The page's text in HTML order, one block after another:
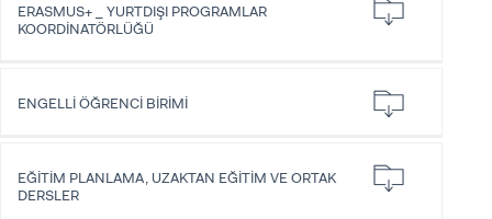
INTERNATIONAL
ERASMUS+ _ YURTDIŞI PROGRAMLAR
KOORDİNATÖRLÜĞÜ
ENGELLİ ÖĞRENCİ BİRİMİ
EĞİTİM PLANLAMA, UZAKTAN EĞİTİM VE ORTAK
DERSLER